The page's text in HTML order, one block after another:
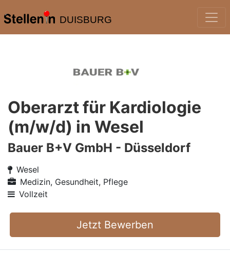
DUISBURG
Oberarzt für Kardiologie
(m/w/d) in Wesel
Bauer B+V GmbH - Düsseldorf
Wesel
Medizin, Gesundheit, Pflege
Vollzeit
Jetzt Bewerben